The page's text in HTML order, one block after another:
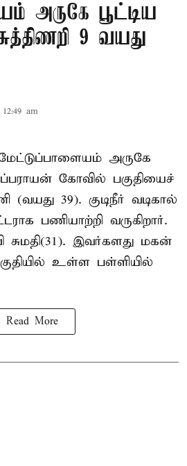
அருகே பூட்டிய
9 வயது
am
அருகே
கோவில் பகுதியைச்
(வயது 39). குடிநீர் வடிகால்
பணியாற்றி வருகிறார்.
இவர்களது மகன்
உள்ள பள்ளியில்
Read More